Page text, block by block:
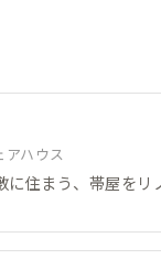
アハウス
に住まう、帯屋をリ